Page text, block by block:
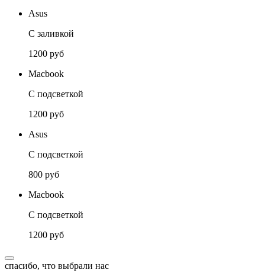
Asus
С заливкой
1200 руб
Macbook
С подсветкой
1200 руб
Asus
С подсветкой
800 руб
Macbook
С подсветкой
1200 руб
спасибо, что выбрали нас